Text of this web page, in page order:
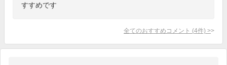
すすめです
全てのおすすめコメント (4件) >